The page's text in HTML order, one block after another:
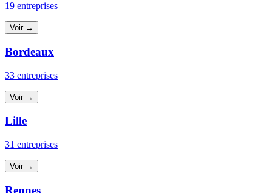
19 entreprises
Voir →
Bordeaux
33 entreprises
Voir →
Lille
31 entreprises
Voir →
Rennes